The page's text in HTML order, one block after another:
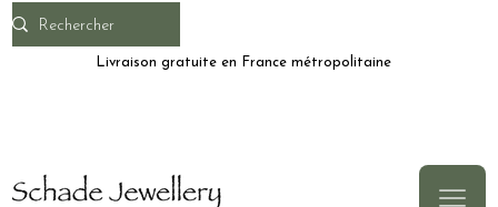
Livraison gratuite en France métropolitaine